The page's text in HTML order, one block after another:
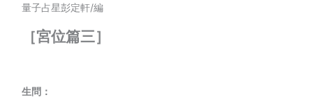
量子占星彭定軒/編
［宮位篇三］
生問：